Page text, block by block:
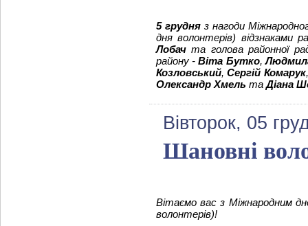
5 грудня з нагоди
дня волонтерів) відзнаками
Лобач та голова районної
району -Віта Бутко,
Козловський,Сергій Комарук
Олександр Хмель таДіана
Вівторок, 05
Шановні
Вітаємо вас з Міжнародним
волонтерів)!